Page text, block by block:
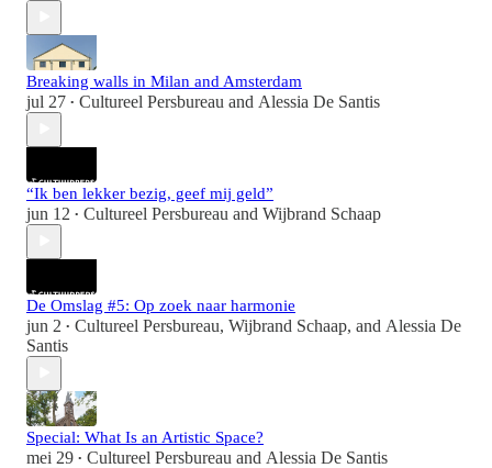
Breaking walls in Milan and Amsterdam
jul 27 • Cultureel Persbureau and Alessia De Santis
“Ik ben lekker bezig, geef mij geld”
jun 12 • Cultureel Persbureau and Wijbrand Schaap
De Omslag #5: Op zoek naar harmonie
jun 2 • Cultureel Persbureau, Wijbrand Schaap, and Alessia De
Santis
Special: What Is an Artistic Space?
mei 29 • Cultureel Persbureau and Alessia De Santis